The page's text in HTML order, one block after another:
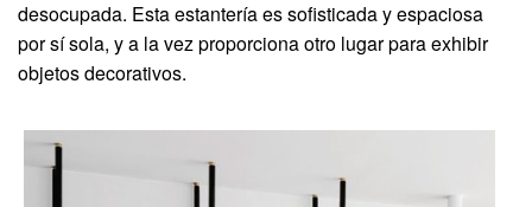
desocupada. Esta estantería es sofisticada y espaciosa
por sí sola, y a la vez proporciona otro lugar para exhibir
objetos decorativos.